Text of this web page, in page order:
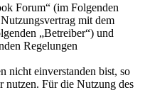
Forum“ (im Folgenden
mit dem
„Betreiber“) und
Regelungen
nicht einverstanden bist, so
nutzen. Für die Nutzung des